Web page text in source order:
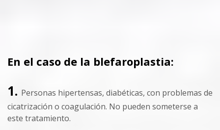
En el caso de la blefaroplastia:
1. Personas hipertensas, diabéticas, con problemas de
cicatrización o coagulación. No pueden someterse a
este tratamiento.